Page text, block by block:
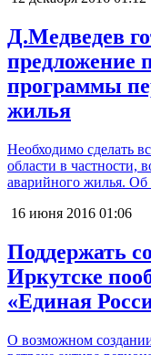
Д.Медведев
предложение
программы
жилья
Необходимо сделать
области в частности,
аварийного жилья.
16 июня 2016 01:06
Поддержать
Иркутске
«Единая
О возможном